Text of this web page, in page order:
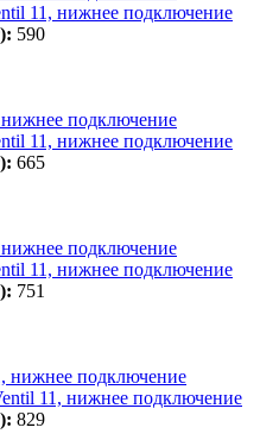
11, нижнее подключение
590
11, нижнее подключение
665
11, нижнее подключение
751
11, нижнее подключение
829